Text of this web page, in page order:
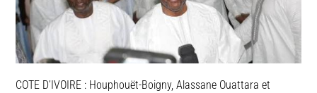
COTE D’IVOIRE : Houphouët-Boigny, Alassane Ouattara et